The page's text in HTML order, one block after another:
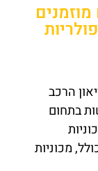
הרכב
בתחום
מכוניות